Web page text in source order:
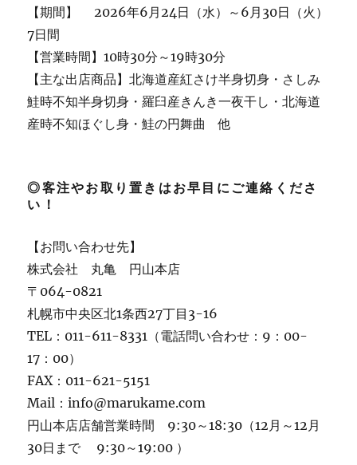
【期間】 2026年6月24日（水）～6月30日（火）
7日間
【営業時間】10時30分～19時30分
【主な出店商品】北海道産紅さけ半身切身・さしみ
鮭時不知半身切身・羅臼産きんき一夜干し・北海道
産時不知ほぐし身・鮭の円舞曲 他
◎客注やお取り置きはお早目にご連絡くださ
い！
【お問い合わせ先】
株式会社 丸亀 円山本店
〒064-0821
札幌市中央区北1条西27丁目3-16
TEL：011-611-8331（電話問い合わせ：9：00-
17：00）
FAX：011-621-5151
Mail：info@marukame.com
円山本店店舗営業時間 9:30～18:30（12月～12月
30日まで 9:30～19:00 ）